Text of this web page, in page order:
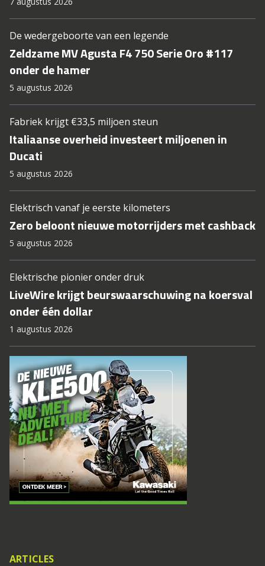
De wedergeboorte van een legende
Zeldzame MV Agusta F4 750 Serie Oro #117
onder de hamer
5 augustus 2026
Fabriek krijgt €33,5 miljoen steun
Italiaanse overheid investeert miljoenen in
Ducati
5 augustus 2026
Elektrisch vanaf je eerste kilometers
Zero beloont nieuwe motorrijders met cashback
5 augustus 2026
Elektrische pionier onder druk
LiveWire krijgt beurswaarschuwing na koersval
onder één dollar
1 augustus 2026
ARTICLES